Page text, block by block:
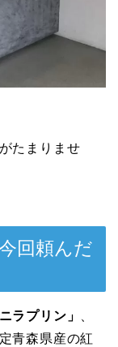
たまりませ
回頼んだ
ラプリン」
青森県産の紅